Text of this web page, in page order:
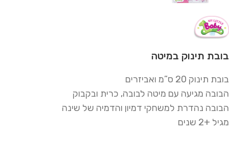
בובת תינוק במיטה
בובת תינוק 20 ס”מ ואביזרים
הבובה מגיעה עם מיטה לבובה, כרית ובקבוק
הבובה נהדרת למשחקי דמיון והדמיה של שינה
מגיל +2 שנים